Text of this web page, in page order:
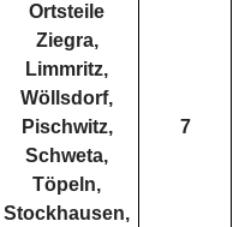
Ortsteile
Ziegra,
Limmritz,
Wöllsdorf,
Pischwitz,
Schweta,
Töpeln,
Stockhausen,
7